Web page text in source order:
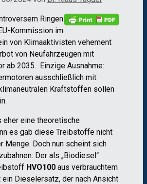
Ringen
Kommission im
von Klimaaktivisten vehement
von Neufahrzeugen mit
ab 2035. Einzige Ausnahme:
ausschließlich mit
Kraftstoffen sollen
eher eine theoretische
es gab diese Treibstoffe nicht
Menge. Doch nun scheint sich
Der als „Biodiesel“
HVO100 aus verbrauchtem
Dieselersatz, der nach Ansicht